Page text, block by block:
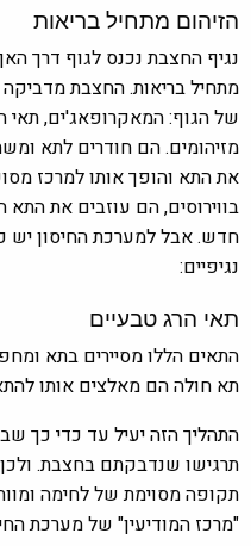
הזיהום מתחיל בריאות
נגיף החצבת נכנס לגוף דרך
מתחיל בריאות. החצבת מדביקה
של הגוף: המאקרופאג'ים, תאי
מזיהומים. הם חודרים לתא
את התא והופך אותו למרכז
בווירוסים, הם עוזבים את התא
חדש. אבל למערכת החיסון יש
נגיפיים:
תאי הרג טבעיים
התאים הללו מסיירים בתא
תא חולה הם מאלצים אותו
התהליך הזה יעיל עד כדי כך
תרגישו שנדבקתם בחצבת. ולכן
תקופה מסוימת של לחימה
"מרכז המודיעין" של מערכת